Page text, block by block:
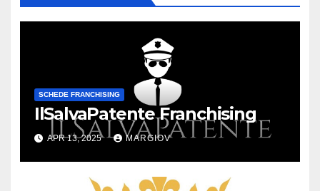
SCHEDE FRANCHISING
IlSalvaPatente Franchising
APR 13, 2025 MARGIOV